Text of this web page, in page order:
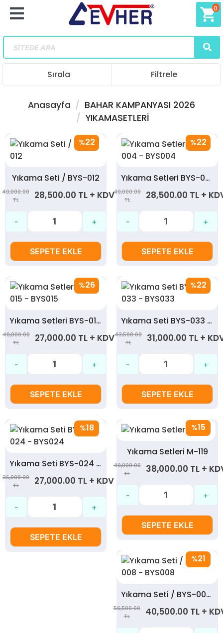
shopping_cart
0
Sırala Filtrele
Anasayfa
BAHAR KAMPANYASI 2026
YIKAMASETLERİ
%22
Yıkama Seti / BYS-012
40,000.00
TL
28,500.00 TL + KDV
SEPETE EKLE
%22
Yıkama Setleri BYS-004 - BYS004
40,000.00
TL
28,500.00 TL +
SEPETE EKLE
%26
Yıkama Setleri BYS-015 - BYS015
40,000.00
TL
27,000.00 TL + KDV
SEPETE EKLE
%22
Yıkama Seti BYS-033 - BYS033
43,500.00
TL
31,000.00 TL +
SEPETE EKLE
%18
Yıkama Seti BYS-024 - BYS024
36,000.00
TL
27,000.00 TL + KDV
SEPETE EKLE
%15
Yıkama Setleri M-119
49,000.00
TL
38,000.00 TL +
SEPETE EKLE
%21
Yıkama Seti / BYS-008 - BYS008
56,500.00
TL
40,500.00 TL +